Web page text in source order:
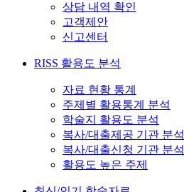
상담 내역 확인
고객제안
신고센터
RISS 활용도 분석
자료 현황 통계
주제별 활용통계 분석
학술지 활용도 분석
복사/대출제공 기관 분석
복사/대출신청 기관 분석
활용도 높은 주제